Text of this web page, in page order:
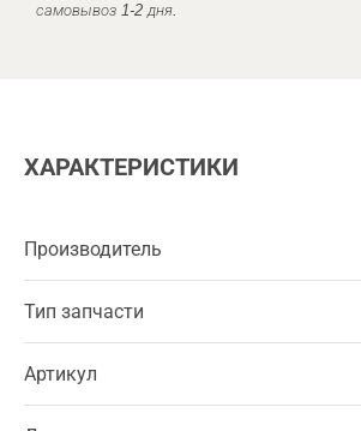
самовывоз 1-2 дня.
ХАРАКТЕРИСТИКИ
Производитель
Тип запчасти
Артикул